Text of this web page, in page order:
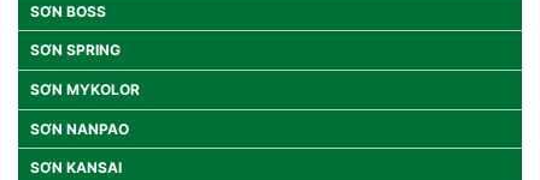
SƠN BOSS
SƠN SPRING
SƠN MYKOLOR
SƠN NANPAO
SƠN KANSAI